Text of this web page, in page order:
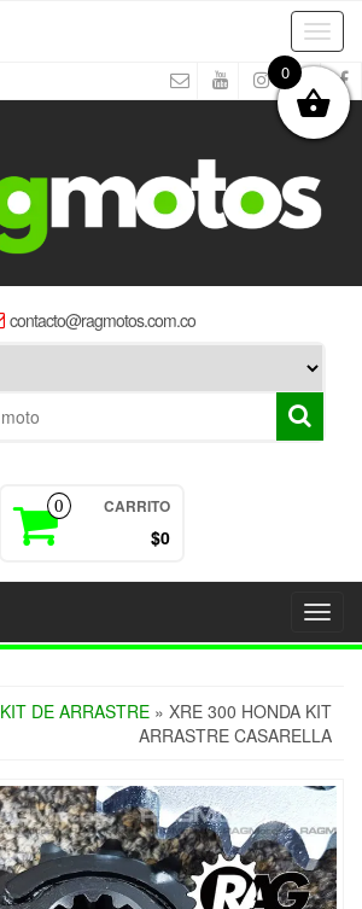
contacto@ragmotos.com.co
0 CARRITO
$0
KIT DE ARRASTRE » XRE 300 HONDA KIT
ARRASTRE CASARELLA
0